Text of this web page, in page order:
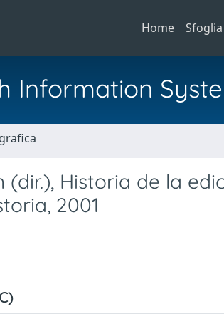
Home Sfoglia
Information
Historia de la
2001